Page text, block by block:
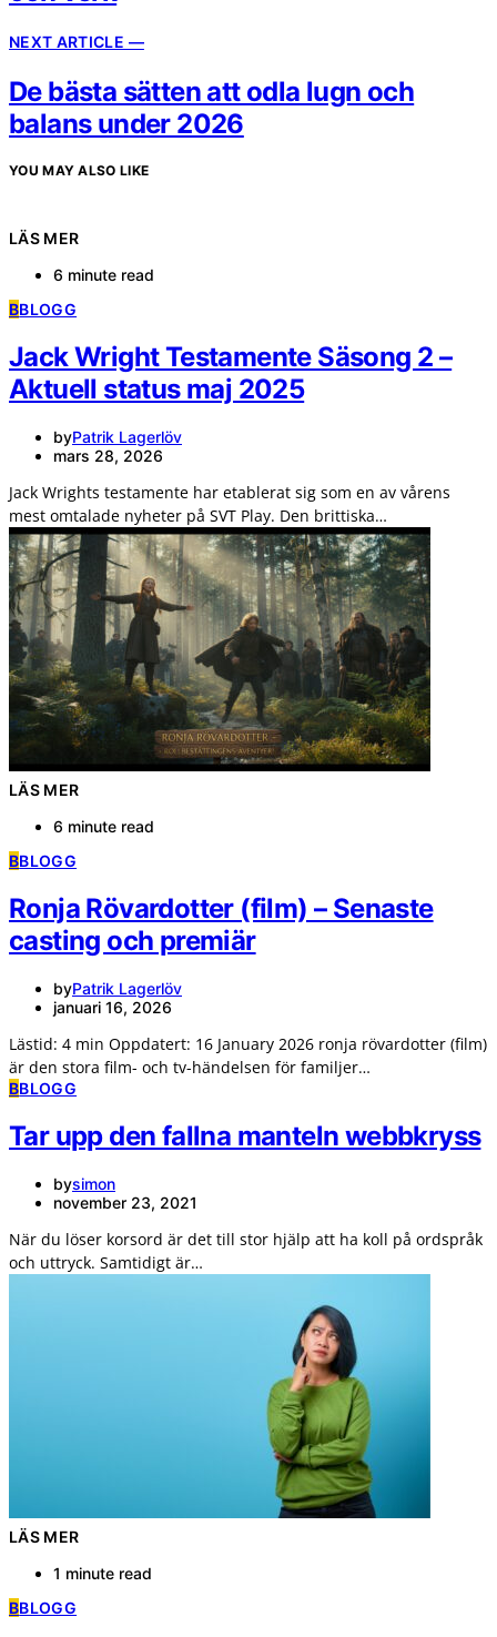
NEXT ARTICLE —
De bästa sätten att odla lugn och
balans under 2026
YOU MAY ALSO LIKE
LÄS MER
6 minute read
BBLOGG
Jack Wright Testamente Säsong 2 –
Aktuell status maj 2025
byPatrik Lagerlöv
mars 28, 2026
Jack Wrights testamente har etablerat sig som en av vårens
mest omtalade nyheter på SVT Play. Den brittiska…
LÄS MER
6 minute read
BBLOGG
Ronja Rövardotter (film) – Senaste
casting och premiär
byPatrik Lagerlöv
januari 16, 2026
Lästid: 4 min Oppdatert: 16 January 2026 ronja rövardotter (film)
är den stora film- och tv-händelsen för familjer…
BBLOGG
Tar upp den fallna manteln webbkryss
bysimon
november 23, 2021
När du löser korsord är det till stor hjälp att ha koll på ordspråk
och uttryck. Samtidigt är…
LÄS MER
1 minute read
BBLOGG